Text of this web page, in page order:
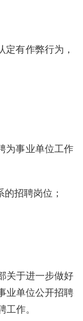
定有作弊行为，
为事业单位工作
招聘岗位；
关于进一步做好
业单位公开招聘
工作。